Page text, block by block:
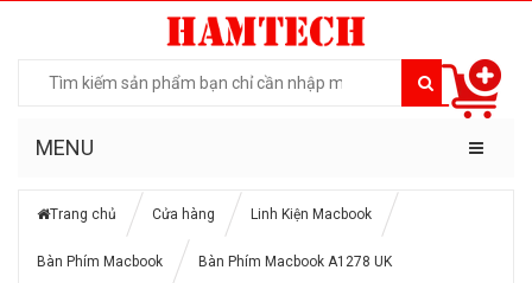
MENU
Trang chủ Cửa hàng Linh Kiện Macbook
Bàn Phím Macbook Bàn Phím Macbook A1278 UK